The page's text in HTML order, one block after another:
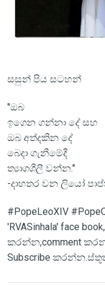
සසුන් පිය සටහන්
"ඔබ
ඉගෙන ගන්නා දේ සහ
ඔබ අත්දකින දේ
බෙදා ගැනීමේදී
ත්‍යාගශීලී වන්න."
-දාහතර වන ලියෝ
#PopeLeoXIV
'RVASinhala' face
කරන්න,comment
Subscribe